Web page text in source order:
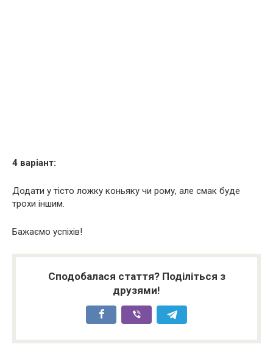
4 варіант:
Додати у тісто ложку коньяку чи рому, але смак буде
трохи іншим.
Бажаємо успіхів!
Сподобалася стаття? Поділіться з
друзями!